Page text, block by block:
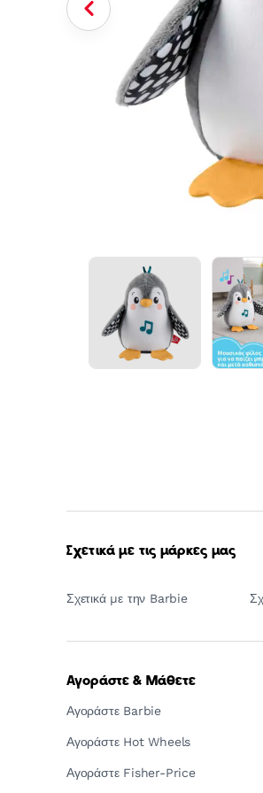
Σχετικά με τις μάρκες μας
Σχετικά με την Barbie
Αγοράστε & Μάθετε
Αγοράστε Barbie
Αγοράστε Hot Wheels
Αγοράστε Fisher-Price